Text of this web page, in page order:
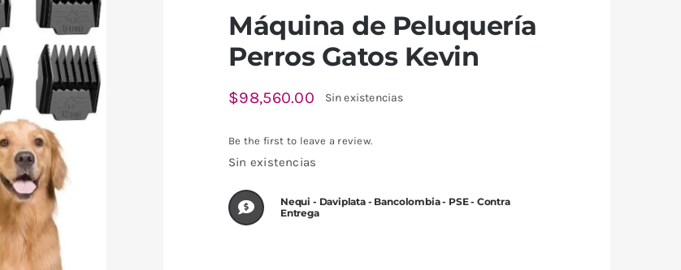
Máquina de Peluquería
Perros Gatos Kevin
$98,560.00 Sin existencias
Be the first to leave a review.
Sin existencias
Nequi - Daviplata - Bancolombia - PSE - Contra
Entrega